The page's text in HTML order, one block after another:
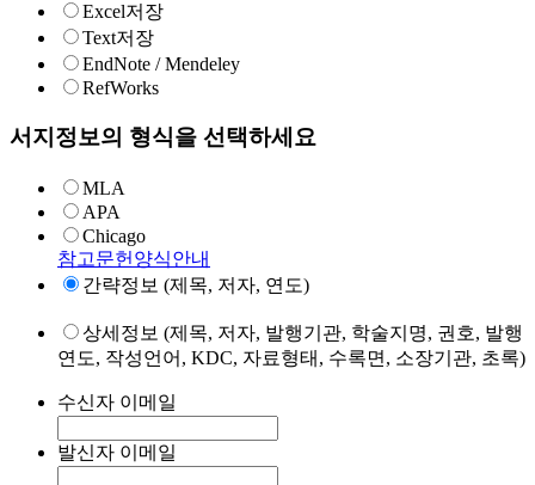
Excel저장
Text저장
EndNote / Mendeley
RefWorks
서지정보의 형식을 선택하세요
MLA
APA
Chicago
참고문헌양식안내
간략정보 (제목, 저자, 연도)
상세정보 (제목, 저자, 발행기관, 학술지명, 권호, 발행
연도, 작성언어, KDC, 자료형태, 수록면, 소장기관, 초록)
수신자 이메일
발신자 이메일